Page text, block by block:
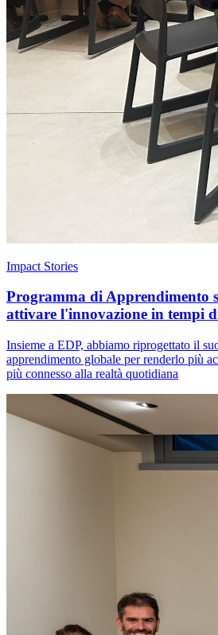
Impact Stories
Programma di Apprendimento
attivare l'innovazione in tempi
Insieme a EDP, abbiamo riprogettato il
apprendimento globale per renderlo più
più connesso alla realtà quotidiana